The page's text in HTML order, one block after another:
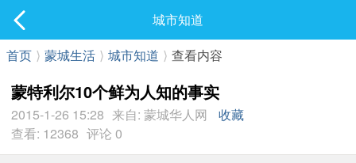
最新发表
城市知道
首页 ⟩ 蒙城生活 ⟩ 城市知道 ⟩ 查看内容
蒙特利尔10个鲜为人知的事实
2015-1-26 15:28 来自: 蒙城华人网
收藏
查看: 12368 评论 0